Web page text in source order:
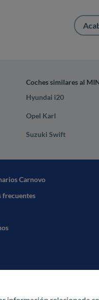
Coches similares al
Hyundai i20
Opel Karl
Suzuki Swift
Carnovo
frecuentes
condiciones